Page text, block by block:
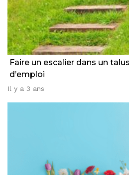
Faire un escalier dans un
d’emploi
Il y a 3 ans